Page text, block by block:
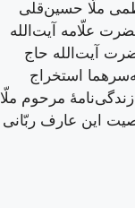
ملّا حسین‌قلی
علّامه آیت‌الله
آیت‌الله حاج
استخراج
مرحوم ملّا
این عارف ربّانی